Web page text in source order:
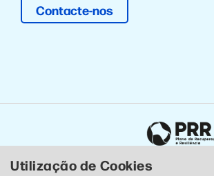
Contacte-nos
Utilização de Cookies